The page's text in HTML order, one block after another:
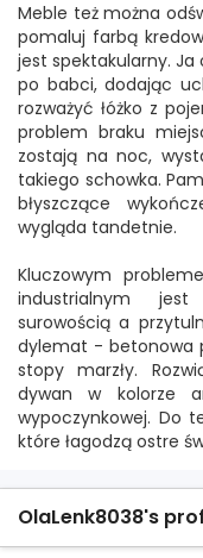
Meble też można
pomaluj farbą
jest spektakularny.
po babci, dodając
rozważyć łóżko z
problem braku
zostają na noc,
takiego schowka.
błyszczące
wygląda tandetnie.
Kluczowym
industrialnym
surowością a
dylemat - betonowa
stopy marzły.
dywan w kolorze
wypoczynkowej. Do
które łagodzą ostre
OlaLenk8038's